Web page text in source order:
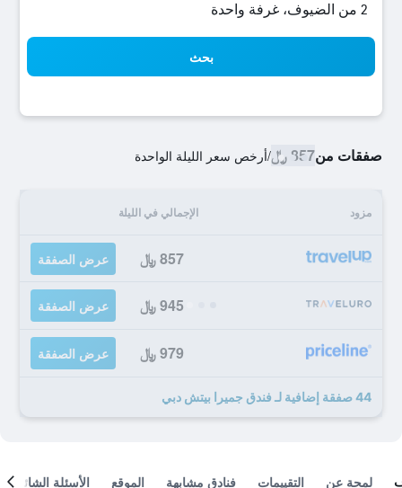
2 من الضيوف، غرفة واحدة
بحث
صفقات من857 ﷼ /أرخص سعر الليلة الواحدة
مزود الإجمالي في الليلة
857 ﷼ عرض الصفقة
945 ﷼ عرض الصفقة
979 ﷼ عرض الصفقة
44 صفقة إضافية لـ فندق جميرا بيتش دبي
لمحة عن التقييمات فنادق مشابهة الموقع الأسئلة الشائعة